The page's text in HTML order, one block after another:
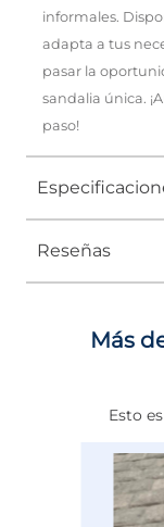
informales.
adapta a tus
pasar la
sandalia única.
paso!
Tipo
Género
Reseñas
Más
Esto